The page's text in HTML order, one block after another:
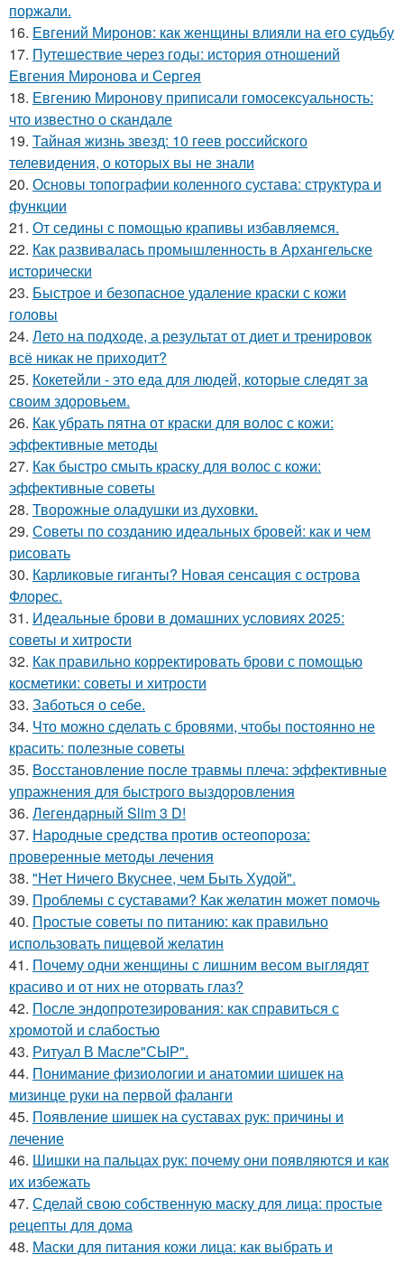
поржали.
16. Евгений Миронов: как женщины влияли на его судьбу
17. Путешествие через годы: история отношений
Евгения Миронова и Сергея
18. Евгению Миронову приписали гомосексуальность:
что известно о скандале
19. Тайная жизнь звезд: 10 геев российского
телевидения, о которых вы не знали
20. Основы топографии коленного сустава: структура и
функции
21. От седины с помощью крапивы избавляемся.
22. Как развивалась промышленность в Архангельске
исторически
23. Быстрое и безопасное удаление краски с кожи
головы
24. Лето на подходе, а результат от диет и тренировок
всё никак не приходит?
25. Кокетейли - это еда для людей, которые следят за
своим здоровьем.
26. Как убрать пятна от краски для волос с кожи:
эффективные методы
27. Как быстро смыть краску для волос с кожи:
эффективные советы
28. Творожные оладушки из духовки.
29. Советы по созданию идеальных бровей: как и чем
рисовать
30. Карликовые гиганты? Новая сенсация с острова
Флорес.
31. Идеальные брови в домашних условиях 2025:
советы и хитрости
32. Как правильно корректировать брови с помощью
косметики: советы и хитрости
33. Заботься о себе.
34. Что можно сделать с бровями, чтобы постоянно не
красить: полезные советы
35. Восстановление после травмы плеча: эффективные
упражнения для быстрого выздоровления
36. Легендарный Slim 3 D!
37. Народные средства против остеопороза:
проверенные методы лечения
38. "Нет Ничего Вкуснее, чем Быть Худой".
39. Проблемы с суставами? Как желатин может помочь
40. Простые советы по питанию: как правильно
использовать пищевой желатин
41. Почему одни женщины с лишним весом выглядят
красиво и от них не оторвать глаз?
42. После эндопротезирования: как справиться с
хромотой и слабостью
43. Ритуал В Масле"СЫР".
44. Понимание физиологии и анатомии шишек на
мизинце руки на первой фаланги
45. Появление шишек на суставах рук: причины и
лечение
46. Шишки на пальцах рук: почему они появляются и как
их избежать
47. Сделай свою собственную маску для лица: простые
рецепты для дома
48. Маски для питания кожи лица: как выбрать и